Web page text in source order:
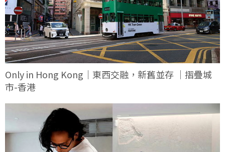
Only in Hong Kong｜東西交融，新舊並存 ｜摺疊城
市-香港